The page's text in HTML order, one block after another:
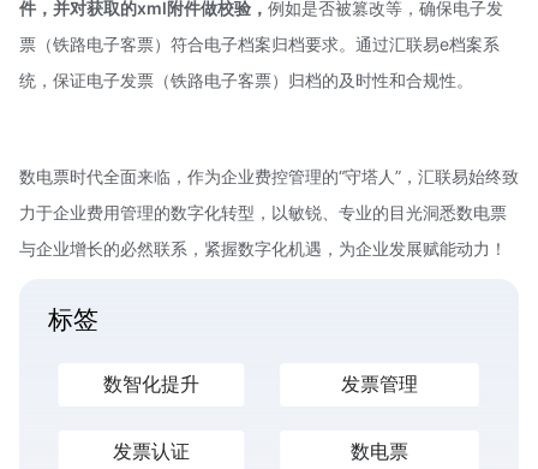
件，并对获取的xml附件做校验， 例如是否被篡改等，确保电子发
票（铁路电子客票）符合电子档案归档要求。通过汇联易e档案系
统，保证电子发票（铁路电子客票）归档的及时性和合规性。
数电票时代全面来临，作为企业费控管理的“守塔人”，汇联易始终致
力于企业费用管理的数字化转型，以敏锐、专业的目光洞悉数电票
与企业增长的必然联系，紧握数字化机遇，为企业发展赋能动力！
标签
数智化提升 发票管理
发票认证 数电票